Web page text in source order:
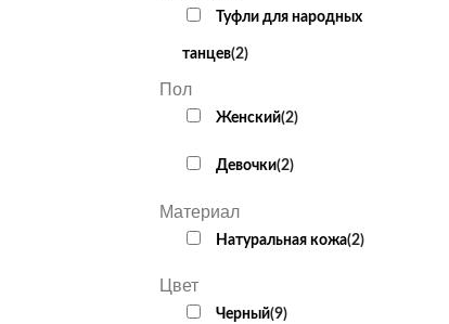
Туфли для народных
танцев(2)
Пол
Женский(2)
Девочки(2)
Материал
Натуральная кожа(2)
Цвет
Черный(9)